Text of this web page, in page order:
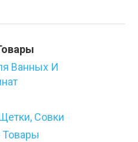
Ванных И
Совки
Товары